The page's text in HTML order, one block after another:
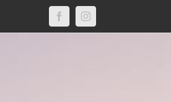
FacebookInstagram